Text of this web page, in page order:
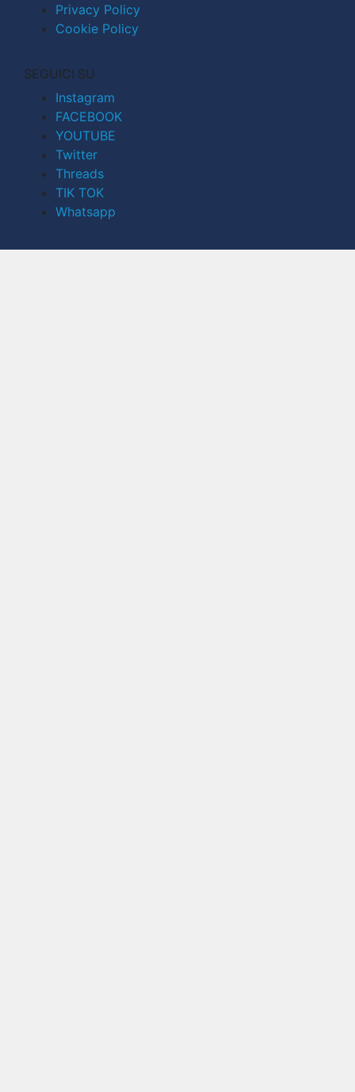
Privacy Policy
Cookie Policy
SEGUICI SU
Instagram
FACEBOOK
YOUTUBE
Twitter
Threads
TIK TOK
Whatsapp